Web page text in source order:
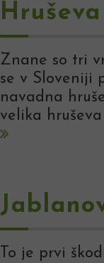
Znane so tri
se v Sloveniji
navadna
velika
To je prvi